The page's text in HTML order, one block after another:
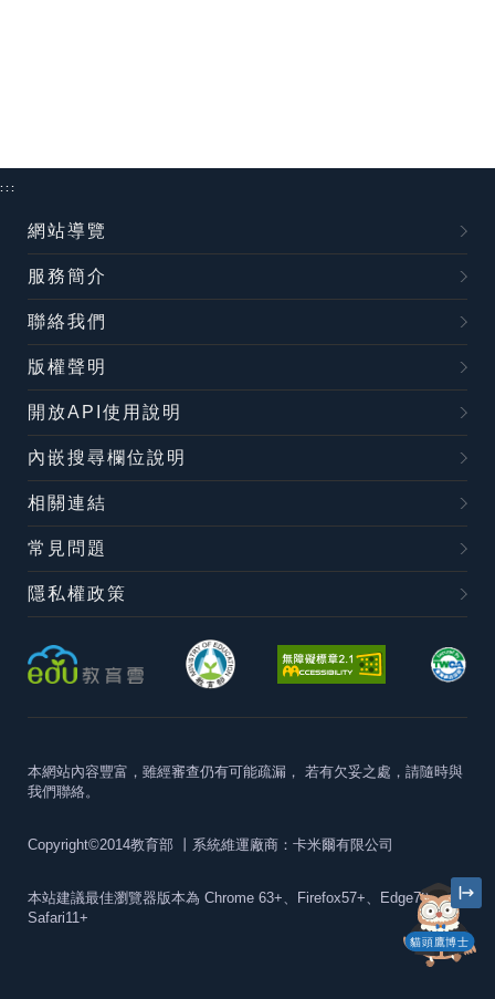
貓頭鷹博士
:::
網站導覽
服務簡介
聯絡我們
版權聲明
開放API使用說明
內嵌搜尋欄位說明
相關連結
常見問題
隱私權政策
本網站內容豐富，雖經審查仍有可能疏漏， 若有欠妥之處，請隨時與
我們聯絡。
Copyright©2014教育部 丨系統維運廠商：卡米爾有限公司
本站建議最佳瀏覽器版本為 Chrome 63+、Firefox57+、Edge79+及
Safari11+